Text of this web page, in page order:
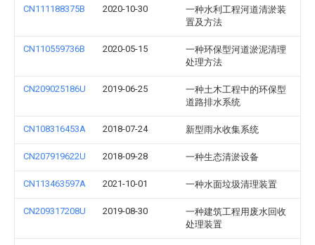
CN111188375B 2020-10-30
一种水利工程河道清淤装
置及方法
CN110559736B 2020-05-15
一种环保型河道淤泥清理
处理方法
CN209025186U 2019-06-25
一种土木工程中的环保型
道路排水系统
CN108316453A 2018-07-24 新型雨水收集系统
CN207919622U 2018-09-28 一种生态清淤设备
CN113463597A 2021-10-01 一种水面垃圾清理装置
CN209317208U 2019-08-30
一种建筑工程用废水回收
处理装置